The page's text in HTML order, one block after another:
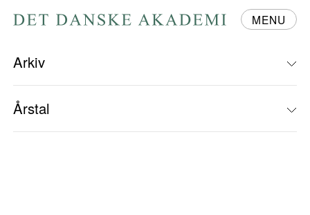
forsiden
MENU
Arkiv
Årstal